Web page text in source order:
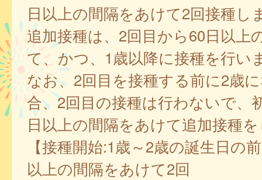
日以上の間隔をあけて2回接種し
追加接種は、2回目から60日以上
て、かつ、1歳以降に接種を行い
なお、2回目を接種する前に2歳
合、2回目の接種は行わないで、
日以上の間隔をあけて追加接種
【接種開始:1歳～2歳の誕生日の
以上の間隔をあけて2回